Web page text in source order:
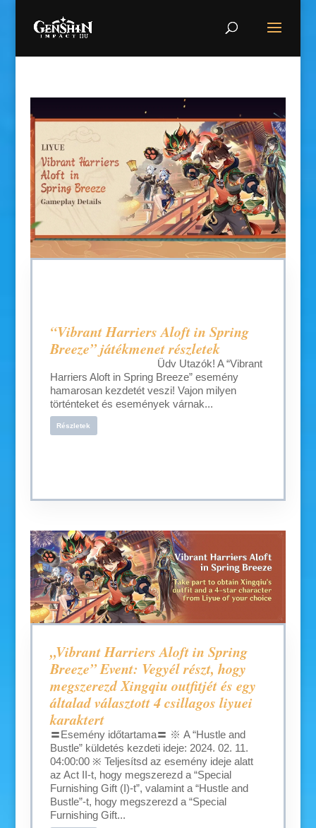
“Vibrant Harriers Aloft in Spring
Breeze” játékmenet részletek
Üdv Utazók! A “Vibrant
Harriers Aloft in Spring Breeze” esemény
hamarosan kezdetét veszi! Vajon milyen
történteket és események várnak...
Részletek
„Vibrant Harriers Aloft in Spring
Breeze” Event: Vegyél részt, hogy
megszerezd Xingqiu outfitjét és egy
általad választott 4 csillagos liyuei
karaktert
〓Esemény időtartama〓 ※ A “Hustle and
Bustle” küldetés kezdeti ideje: 2024. 02. 11.
04:00:00 ※ Teljesítsd az esemény ideje alatt
az Act II-t, hogy megszerezd a “Special
Furnishing Gift (I)-t”, valamint a “Hustle and
Bustle”-t, hogy megszerezd a “Special
Furnishing Gift...